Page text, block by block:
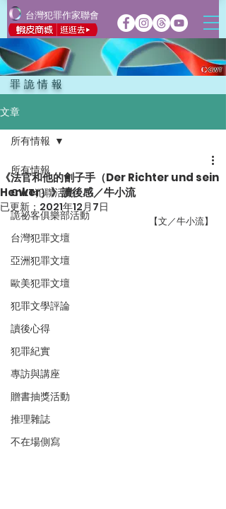
台灣犯罪作家聯會
罪詭情報
文章
所有情報
CWT犯聯活動
詭祕客俱樂部活動
台灣犯罪文壇
亞洲犯罪文壇
歐美犯罪文壇
犯罪文學評論
讀後心得
犯罪紀實
專訪與講座
贈書抽獎活動
推理雜誌
不在場側寫
所有情報
《法官和他的劊子手（Der Richter und sein
Henker）》讀後感／牛小流
已更新： 2021年12月7日
【文／牛小流】